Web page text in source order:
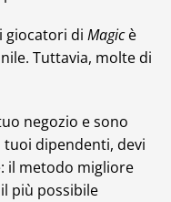
giocatori di Magicè
Tuttavia, molte di
negozio e sono
dipendenti, devi
il metodo migliore
più possibile